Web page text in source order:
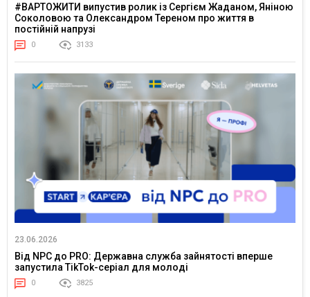
#ВАРТОЖИТИ випустив ролик із Сергієм Жаданом, Яніною
Соколовою та Олександром Тереном про життя в
постійній напрузі
0 3133
23.06.2026
Від NPC до PRO: Державна служба зайнятості вперше
запустила TikTok-серіал для молоді
0 3825